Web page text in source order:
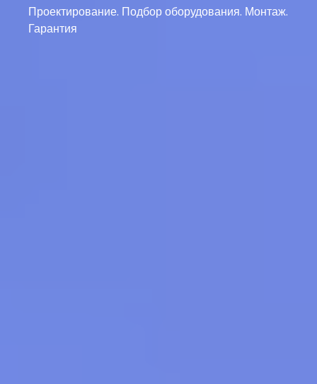
Проектирование. Подбор оборудования. Монтаж.
Гарантия